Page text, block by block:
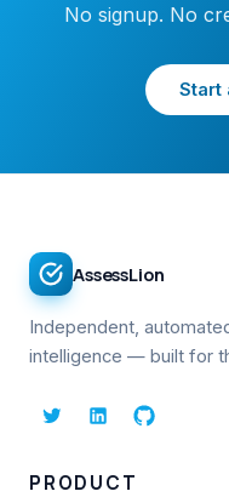
No signup. No
Start
AssessLion
Independent,
intelligence — built for
PRODUCT